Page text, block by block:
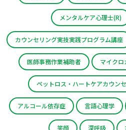
メンタルケア心理士(R)
カウンセリング実技実践プログラム講座
医師事務作業補助者 マイク
ペットロス・ハートケアカウン
アルコール依存症 言語心理学
笑顔 深呼吸